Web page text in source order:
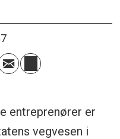
entreprenører er
vegvesen i